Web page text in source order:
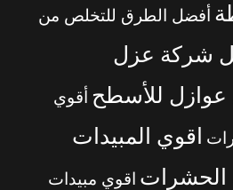
أفضل الطرق للتخلص من
شركة عزل
عوازل للأسطح أقوي
اقوي المبيدات
الحشرات اقوي مبيدات